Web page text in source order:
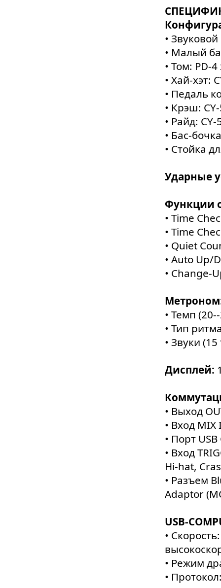
•
• Малый
• Том: PD-4
• Хай-хэт:
• Педаль
• Крэш:
• Райд: CY-
• Бас-
• Стойка
Ударные
Функции
• Time
• Time
• Quiet
• Auto Up/
• Change-
• Темп
• Тип
• Звуки
Дисплей:
• Выход
• Вход
• Порт USB
• Вход
Hi-hat,
• Разъем
Adaptor
USB-
•
• Режим
•